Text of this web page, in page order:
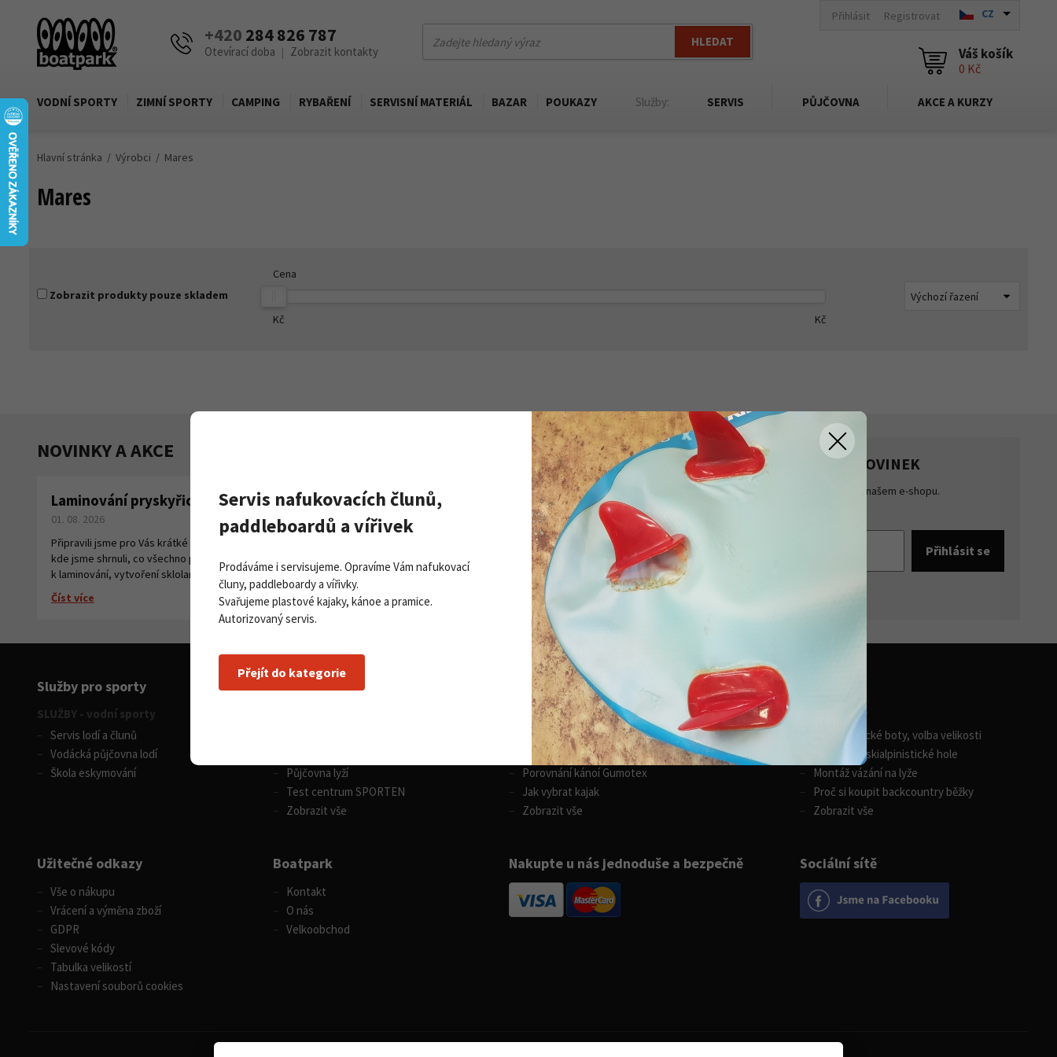
+420 284 826 787
Otevírací doba | Zobrazit kontakty
HLEDAT
Přihlásit Registrovat CZ
Váš košík
0 Kč
VODNÍ SPORTY ZIMNÍ SPORTY CAMPING RYBAŘENÍ SERVISNÍ MATERIÁL BAZAR POUKAZY Služby: SERVIS PŮJČOVNA AKCE A KURZY
Hlavní stránka Výrobci Mares
Mares
Zobrazit produkty pouze skladem
Cena
Kč Kč
NOVINKY A AKCE Zobrazit všechny novinky
Laminování pryskyřicí a tkaninou
01. 08. 2026
Připravili jsme pro Vás krátké instruktážní video,
kde jsme shrnuli, co všechno potřebujete
k laminování, vytvoření sklolaminátu.
Číst více
Paddleboardy Viking nově v naší
nabídce
Číst více
PŘIHLASTE SE K ODBĚRU NOVINEK
Získejte přehled o novinkách a akcích na našem e-shopu.
Souhlasím se
Sociální sítě
Služby pro sporty
SLUŽBY - vodní sporty
Servis lodí a člunů
Vodácká půjčovna lodí
Škola eskymování
Půjčovna lyží
Test centrum SPORTEN
Zobrazit vše
Nákupní rádce
Vodní sporty
Výběr pádla na paddleboard
Rozdíly v paddleboardech
Porovnání kánoí Gumotex
Jak vybrat kajak
Zobrazit vše
Zimní sporty
Skialpinistické boty, volba velikosti
Jak vybrat skialpinistické hole
Montáž vázání na lyže
Proč si koupit backcountry běžky
Zobrazit vše
Užitečné odkazy
Vše o nákupu
Vrácení a výměna zboží
GDPR
Slevové kódy
Tabulka velikostí
Nastavení souborů cookies
Boatpark
Kontakt
O nás
Velkoobchod
Nakupte u nás jednoduše a bezpečně
Servis nafukovacích člunů,
paddleboardů a vířivek
Prodáváme i servisujeme. Opravíme Vám nafukovací
čluny, paddleboardy a vířivky.
Svařujeme plastové kajaky, kánoe a pramice.
Autorizovaný servis.
Přejít do kategorie